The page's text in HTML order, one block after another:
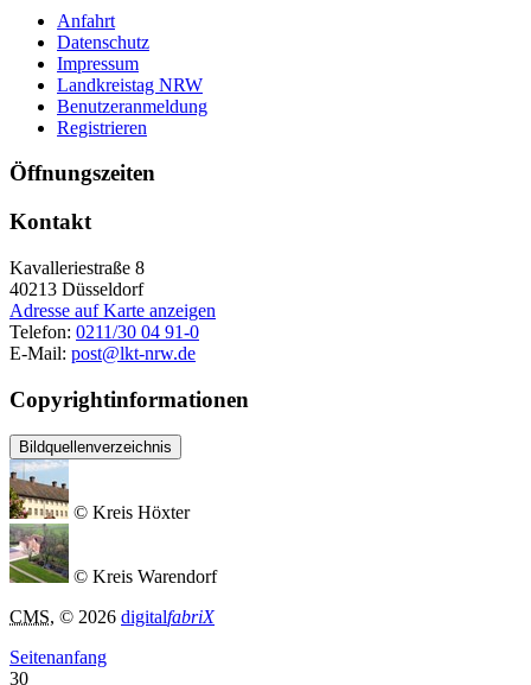
Anfahrt
Datenschutz
Impressum
Landkreistag NRW
Benutzeranmeldung
Registrieren
Öffnungszeiten
Kontakt
Kavalleriestraße 8
40213 Düsseldorf
Adresse auf Karte anzeigen
Telefon: 0211/30 04 91-0
E-Mail: post@lkt-nrw.de
Copyrightinformationen
Bildquellenverzeichnis
© Kreis Höxter
© Kreis Warendorf
CMS, © 2026 digitalfabriX
Seitenanfang
30